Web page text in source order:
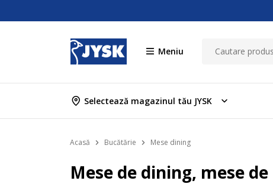
Meniu
Selectează magazinul tău JYSK
Acasă Bucătărie Mese dining
Mese de dining, mese